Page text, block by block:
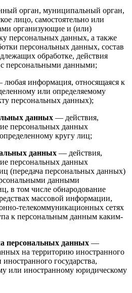
орган, муниципальный орган,
лицо, самостоятельно или
организующие и (или)
персональных данных, а также
персональных данных, состав
обработке, действия
персональными данными;
информация, относящаяся к
или определяемому
персональных данных);
данных — действия,
персональных данных
кругу лиц;
данных — действия,
персональных данных
(передача персональных данных)
данными
в том числе обнародование
массовой информации,
телекоммуникационных сетях
к персональным данным каким-
персональных данных —
на территорию иностранного
иностранного государства,
или иностранному юридическому